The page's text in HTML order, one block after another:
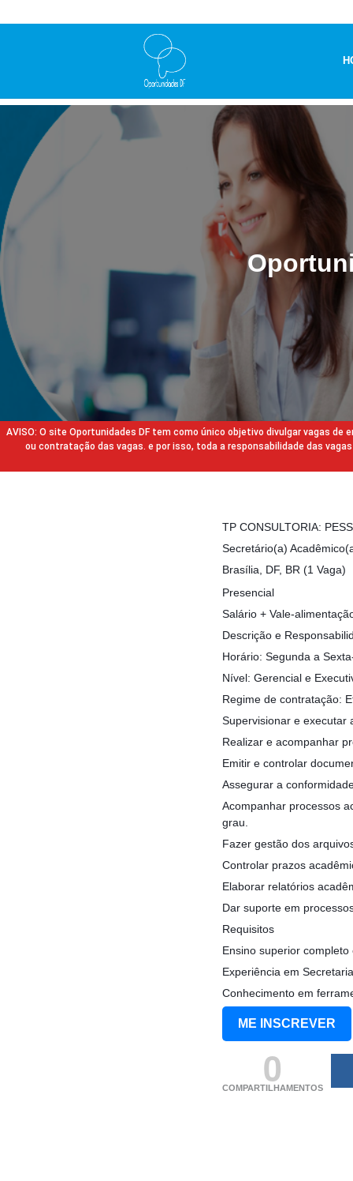
AVISO: O site Oportunidades DF tem como único objetivo divulgar vagas
ou contratação das vagas. e por isso, toda a responsabilidade das
TP CONSULTORIA:
Secretário(a)
Brasília, DF, BR (1 Vaga)
Presencial
Salário + Vale-
Descrição e
Horário: Segunda a
Nível: Gerencial e
Regime de contratação:
Supervisionar e executar
Realizar e acompanhar
Emitir e controlar
Assegurar a
Acompanhar processos
grau.
Fazer gestão dos
Controlar prazos
Elaborar relatórios
Dar suporte em
Requisitos
Ensino superior
Experiência em
Conhecimento em
ME INSCREVER
0
COMPARTILHAMENTOS